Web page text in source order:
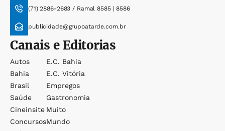
(71) 2886-2683 / Ramal 8585 | 8586
publicidade@grupoatarde.com.br
Canais e Editorias
Autos
Bahia
Brasil
Saúde
Cineinsite
Concursos
E.c. Bahia
E.c. Vitória
Empregos
Gastronomia
Muito
Mundo